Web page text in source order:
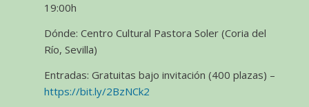
19:00h
Dónde: Centro Cultural Pastora Soler (Coria del
Río, Sevilla)
Entradas: Gratuitas bajo invitación (400 plazas) –
https://bit.ly/2BzNCk2